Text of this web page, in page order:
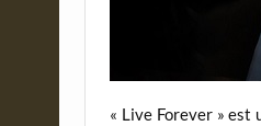
« Live Forever » est